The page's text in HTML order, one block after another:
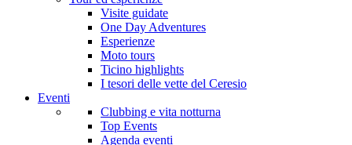
Visite guidate
One Day Adventures
Esperienze
Moto tours
Ticino highlights
I tesori delle vette del Ceresio
Eventi
Clubbing e vita notturna
Top Events
Agenda eventi